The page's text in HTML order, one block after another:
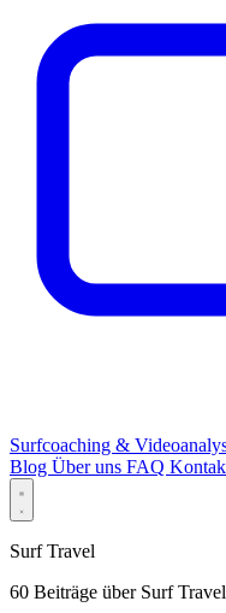
Surfcoaching &
Blog Über uns FAQ
Surf Travel
60 Beiträge über Surf Travel